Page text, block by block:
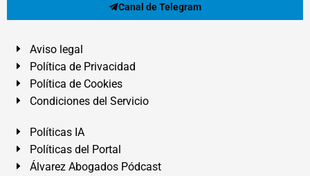
Canal de Telegram
Aviso legal
Política de Privacidad
Política de Cookies
Condiciones del Servicio
Políticas IA
Políticas del Portal
Álvarez Abogados Pódcast